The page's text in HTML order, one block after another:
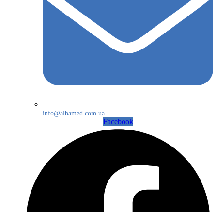
info@albamed.com.ua
Facebook